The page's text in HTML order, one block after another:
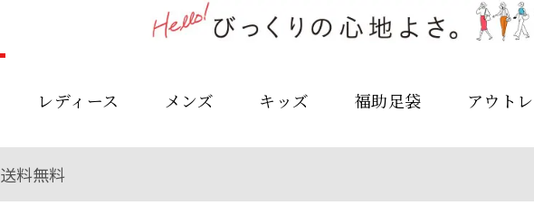
レディース メンズ キッズ 福助足袋 アウト
送料無料